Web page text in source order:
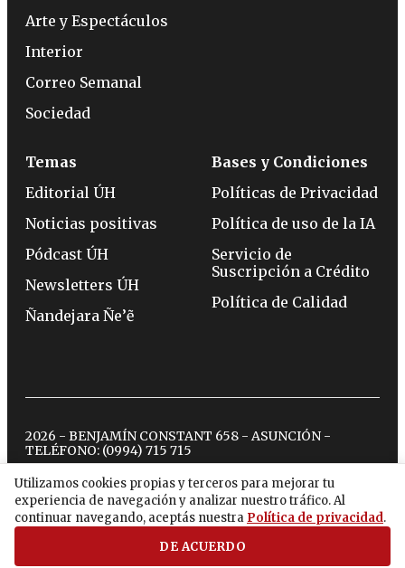
Utilizamos cookies propias y terceros para mejorar tu
experiencia de navegación y analizar nuestro tráfico. Al
continuar navegando, aceptás nuestra Política de privacidad.
DE ACUERDO
Arte y Espectáculos
Interior
Correo Semanal
Sociedad
Temas
Editorial ÚH
Noticias positivas
Pódcast ÚH
Newsletters ÚH
Ñandejara Ñe’ẽ
Bases y Condiciones
Políticas de Privacidad
Política de uso de la IA
Servicio de
Suscripción a Crédito
Política de Calidad
2026 - BENJAMÍN CONSTANT 658 - ASUNCIÓN -
TELÉFONO: (0994) 715 715
twitterinstagram
facebook
tiktokyoutubespotify